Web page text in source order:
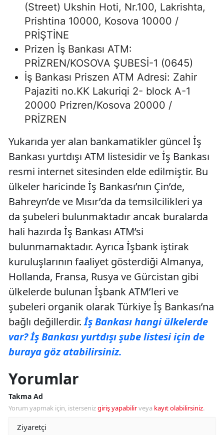
(Street) Ukshin Hoti, Nr.100, Lakrishta,
Prishtina 10000, Kosova 10000 /
PRİŞTİNE
Prizen İş Bankası ATM:
PRİZREN/KOSOVA ŞUBESİ-1 (0645)
İş Bankası Priszen ATM Adresi: Zahir
Pajaziti no.KK Lakuriqi 2- block A-1
20000 Prizren/Kosova 20000 /
PRİZREN
Yukarıda yer alan bankamatikler güncel İş
Bankası yurtdışı ATM listesidir ve İş Bankası
resmi internet sitesinden elde edilmiştir. Bu
ülkeler haricinde İş Bankası’nın Çin’de,
Bahreyn’de ve Mısır’da da temsilcilikleri ya
da şubeleri bulunmaktadır ancak buralarda
hali hazırda İş Bankası ATM’si
bulunmamaktadır. Ayrıca İşbank iştirak
kuruluşlarının faaliyet gösterdiği Almanya,
Hollanda, Fransa, Rusya ve Gürcistan gibi
ülkelerde bulunan İşbank ATM’leri ve
şubeleri organik olarak Türkiye İş Bankası’na
bağlı değillerdir. İş Bankası hangi ülkelerde
var? İş Bankası yurtdışı şube listesi için de
buraya göz atabilirsiniz.
Yorumlar
Takma Ad
Yorum yapmak için, istersenizgiriş yapabilirveya kayıt olabilirsiniz.